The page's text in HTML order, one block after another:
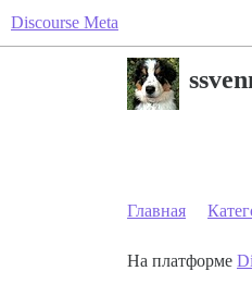
Discourse Meta
Главная
На платформе